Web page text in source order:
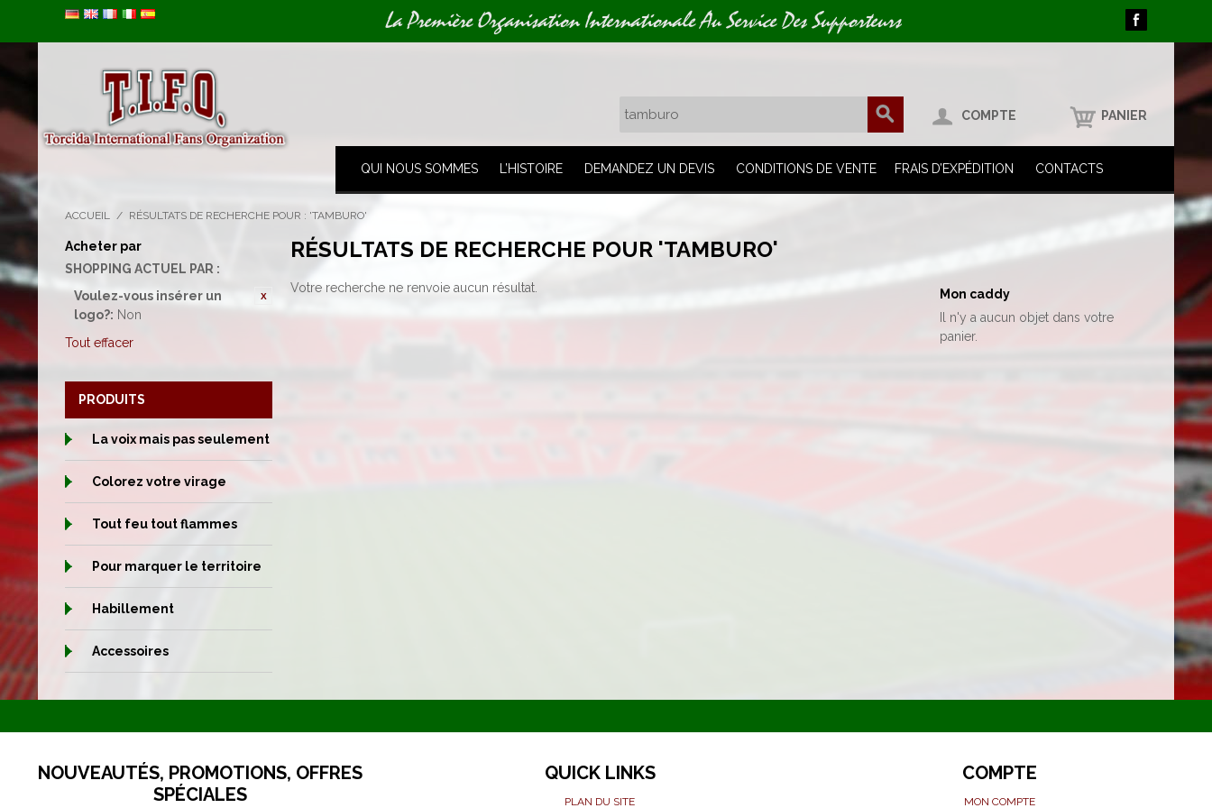
La Première Organisation Internationale Au Service Des Supporteurs
COMPTE PANIER
QUI NOUS SOMMES L’HISTOIRE DEMANDEZ UN DEVIS CONDITIONS DE VENTE FRAIS D’EXPÉDITION CONTACTS
ACCUEIL / RÉSULTATS DE RECHERCHE POUR : 'TAMBURO'
Acheter par
SHOPPING ACTUEL PAR :
Voulez-vous insérer un
logo?: Non
Tout effacer
RÉSULTATS DE RECHERCHE POUR 'TAMBURO'
Votre recherche ne renvoie aucun résultat.
PRODUITS
La voix mais pas seulement
Colorez votre virage
Tout feu tout flammes
Pour marquer le territoire
Habillement
Accessoires
Mon caddy
Il n'y a aucun objet dans votre
panier.
NOUVEAUTÉS, PROMOTIONS, OFFRES
SPÉCIALES
QUICK LINKS
PLAN DU SITE
COMPTE
MON COMPTE